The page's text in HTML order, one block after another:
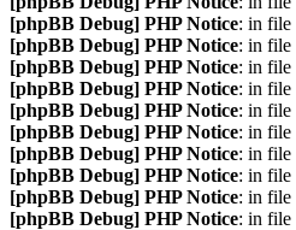
[phpBB Debug] PHP Notice: in file
[phpBB Debug] PHP Notice: in file
[phpBB Debug] PHP Notice: in file
[phpBB Debug] PHP Notice: in file
[phpBB Debug] PHP Notice: in file
[phpBB Debug] PHP Notice: in file
[phpBB Debug] PHP Notice: in file
[phpBB Debug] PHP Notice: in file
[phpBB Debug] PHP Notice: in file
[phpBB Debug] PHP Notice: in file